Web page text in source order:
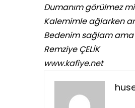
Dumanım görülmez
Kalemimle ağlarken
Bedenim sağlam ama
Remziye ÇELİK
www.kafiye.net